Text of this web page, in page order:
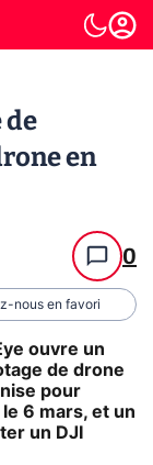
de
en
0
nous en favori
ouvre un
de drone
pour
6 mars, et un
un DJI